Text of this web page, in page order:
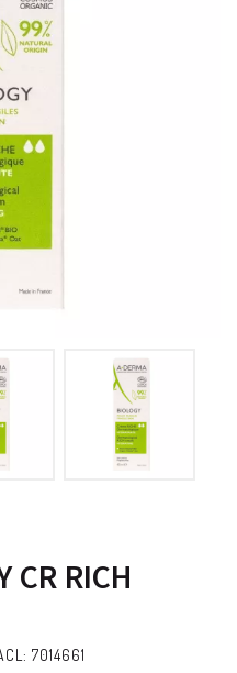
CR RICH
7014661